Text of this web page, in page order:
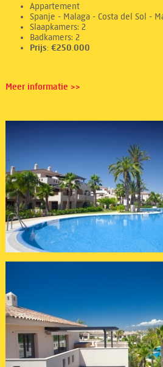
Appartement
Spanje - Malaga - Costa del Sol -
Slaapkamers: 2
Badkamers: 2
Prijs: €250.000
Meer informatie >>